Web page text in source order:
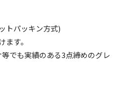
トパッキン方式)
す。
でも実績のある3点締めのグレ